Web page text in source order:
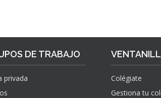
DE TRABAJO
privada
Colégiate
Gestiona tu